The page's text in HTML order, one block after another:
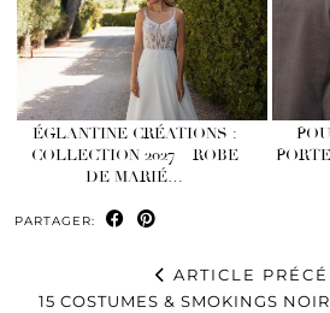
ÉGLANTINE CRÉATIONS :
COLLECTION 2027 – ROBE
DE MARIÉ…
PARTAGER:
ARTICLE
15 COSTUMES & SMOKINGS